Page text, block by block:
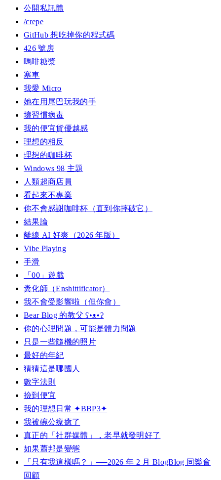
公開私訊體
/crepe
GitHub 想吃掉你的程式碼
426 號房
嗎啡糖漿
塞車
我愛 Micro
她在用尾巴玩我的手
壞習慣病毒
我的便宜貨優越感
理想的相反
理想的咖啡杯
Windows 98 主題
人類超商店員
看起來不專業
你不會感謝咖啡杯（直到你摔破它）
結果論
離線 AI 好爽（2026 年版）
Vibe Playing
手滑
「00」遊戲
糞化師（Enshittificator）
我不會受影響啦（但你會）
Bear Blog 的教父 ʕ•ᴥ•ʔ
你的心理問題，可能是體力問題
只是一些隨機的照片
最好的年紀
猜猜這是哪國人
數字法則
撿到便宜
我的理想日常 ✦BBP3✦
我被碗公療癒了
真正的「社群媒體」，老早就發明好了
如果蕭邦是變態
「只有我這樣嗎？」──2026 年 2 月 BlogBlog 同樂會
回顧